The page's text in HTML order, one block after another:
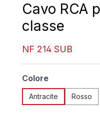
Cavo RCA
classe
NF 214 SUB
Seleziona
Colore
Antracite Rosso